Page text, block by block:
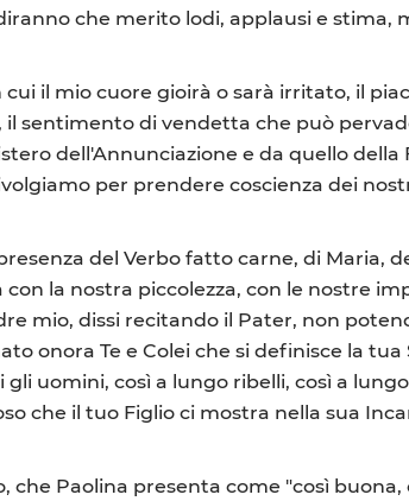
che merito lodi, applausi e stima,
il mio cuore gioirà o sarà irritato, il
sentimento di vendetta che può
dell'Annunciazione e da quello della
per prendere coscienza dei
del Verbo fatto carne, di Maria,
la nostra piccolezza, con le nostre
mio, dissi recitando il Pater, non
onora Te e Colei che si definisce la tua
uomini, così a lungo ribelli, così a
che il tuo Figlio ci mostra nella sua
Paolina presenta come "così